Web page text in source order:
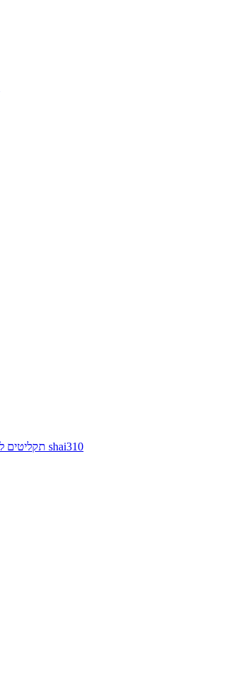
תקליטים למכירה..ברי סחרוֹף, ז׳אן קונפליקט, כרומוזום, מינימל קומפקט, רמי פורטיס מאת shai310